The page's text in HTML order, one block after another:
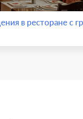
в ресторане с